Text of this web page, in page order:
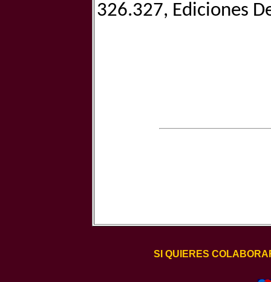
326.327, Ediciones
SI QUIERES